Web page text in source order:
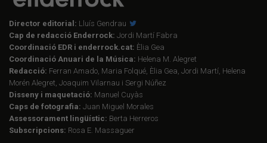
Director editorial: Lluís Gendrau
Cap de redacció Enderrock: Jordi Martí Fabra
Coordinació EDR i enderrock.cat: Èlia Gea
Coordinació Anuari de la Música: Helena M. Alegret
Redacció: Ferran Amado, Maria Folqué, Èlia Gea, Jordi Martí, Helena
Morén Alegret, Joaquim Vilarnau i Sergi Núñez
Disseny i maquetació: Manuel Cuyàs
Caps de fotografia: Juan Miguel Morales
Assessorament lingüístic: Berta Herreros
Subscripcions: Rosa E. Massaguer